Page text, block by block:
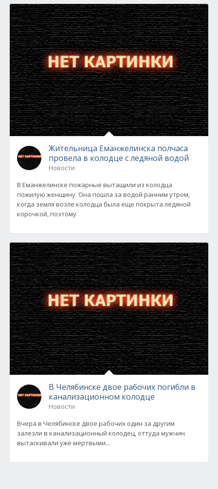
Жительница Еманжелинска полчаса
провела в колодце с ледяной водой
Новости
В Еманжелинске пожарные вытащили из колодца
пожилую женщину. Она пошла за водой ранним утром,
когда земля возле колодца была еще покрыта ледяной
корочкой, поэтому
В Челябинске двое рабочих погибли в
канализационном колодце
Новости
Вчера в Челябинске двое рабочих один за другим
залезли в канализационный колодец, оттуда мужчин
вытаскивали уже мертвыми...